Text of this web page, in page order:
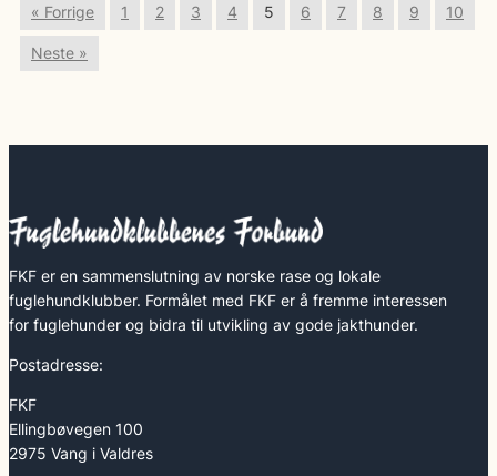
« Forrige 1 2 3 4 5 6 7 8 9 10
Neste »
FKF er en sammenslutning av norske rase og lokale
fuglehundklubber. Formålet med FKF er å fremme interessen
for fuglehunder og bidra til utvikling av gode jakthunder.
Postadresse:
FKF
Ellingbøvegen 100
2975 Vang i Valdres